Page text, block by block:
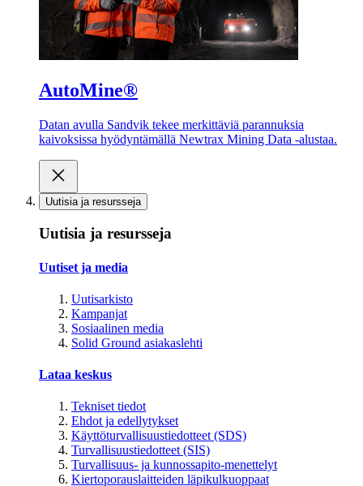
AutoMine®
Datan avulla Sandvik tekee merkittäviä parannuksia
kaivoksissa hyödyntämällä Newtrax Mining Data -alustaa.
Uutisia ja resursseja
Uutisia ja resursseja
Uutiset ja media
Uutisarkisto
Kampanjat
Sosiaalinen media
Solid Ground asiakaslehti
Lataa keskus
Tekniset tiedot
Ehdot ja edellytykset
Käyttöturvallisuustiedotteet (SDS)
Turvallisuustiedotteet (SIS)
Turvallisuus- ja kunnossapito-menettelyt
Kiertoporauslaitteiden läpikulkuoppaat